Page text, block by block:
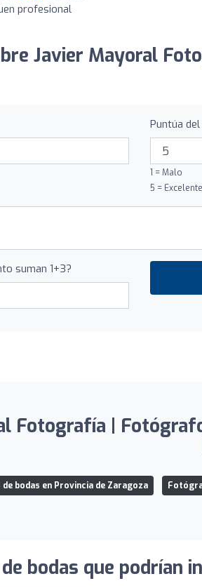
profesional
Javier Mayoral
Puntúa
1 = Malo
5 = Excelente
suman 1+3?
Fotografía |
bodas en Provincia de Zaragoza
bodas que podrían